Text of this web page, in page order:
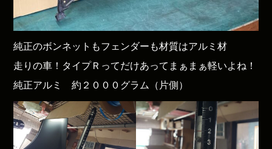
純正のボンネットもフェンダーも材質はアルミ材
走りの車！タイプＲってだけあってまぁまぁ軽いよね！
純正アルミ 約２０００グラム（片側）